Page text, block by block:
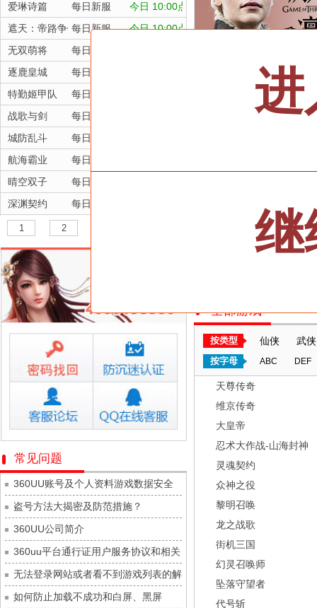
爱琳诗篇
每日新服
今日 10:00点
遮天：帝路争锋每日新服
今日 10:00点
无双萌将
每日新服
逐鹿皇城
每日新服
特勤姬甲队
每日新服
战歌与剑
每日新服
城防乱斗
每日新服
航海霸业
每日新服
晴空双子
每日新服
深渊契约
每日新服
坠落守望者
正中靶心
每日新服
神兵奇迹
微乐捕鱼千炮版每日新服
帕瓦勇者传说
每日新服
今日 10:00点
群英风华录
每日新服
今日 10:00点
小小仙王
今日 10:00点
少年名将
每日新服
今日 10:00点
寻龙英雄
今日 10:00点
魔物迷宫
每日新服
今日 10:00点
城防三国志
每日新服
今日 10:00点
九梦仙域
豌豆大作战
每日新服
今日 10:00点
灵魂序章
每日新服
今日 10:00点
冒险守护
每日新服
绝地苍穹
每日新服
今日 10:00点
代号斩
每日新服
今日 10:00点
异星战舰
每日新服
今日 10:00点
1 2
常见问题
360UU账号及个人资料游戏数据安全
盗号方法大揭密及防范措施？
360UU公司简介
360uu平台通行证用户服务协议和相关
的条款和条件
无法登录网站或者看不到游戏列表的解
决方法
如何防止加载不成功和白屏、黑屏
每日新服/点击选服
全部游戏
按类型 仙侠 武侠
按字母 ABC DEF
天尊传奇
维京传奇
大皇帝
忍术大作战-山海封神
灵魂契约
众神之役
黎明召唤
龙之战歌
街机三国
幻灵召唤师
坠落守望者
代号斩
进
继